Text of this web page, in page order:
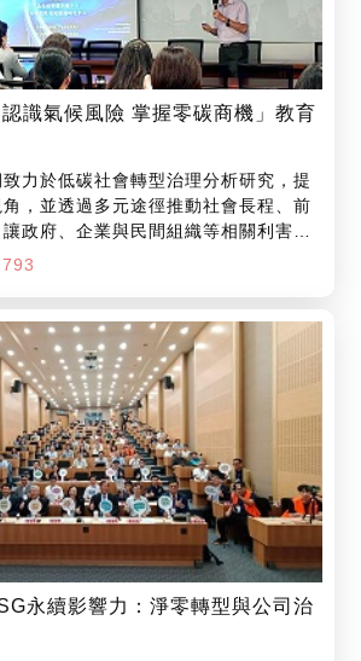
認識氣候風險 掌握零碳商機」教育
力於低碳社會轉型治理分析研究，提
，並透過多元途徑推動社會長程、前
政府、企業與民間組織等相關利害方
政策倡議。緣此，台大風險中心與富
變遷、能源轉型、永續金融等跨領域議
冀望藉此課程增進從業人員之永續思
企業發展，發揮金融引領產業淨零作
2022年開始每年度舉辦，迄今
年。
793
永續影響力：淨零轉型與公司治